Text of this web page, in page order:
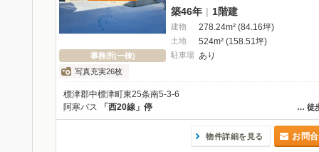
事務所(一棟)
写真充実26枚
築46年 | 1階建
建物 278.24m² (84.16坪)
土地 524m² (158.51坪)
駐車場 あり
標津郡中標津町東25条南5-3-6
… 徒
阿寒バス 「西20線」停
物件詳細を見る お問